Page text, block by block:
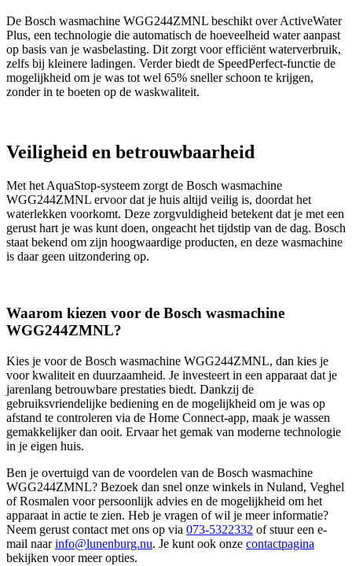
De Bosch wasmachine WGG244ZMNL beschikt over ActiveWater
Plus, een technologie die automatisch de hoeveelheid water aanpast
op basis van je wasbelasting. Dit zorgt voor efficiënt waterverbruik,
zelfs bij kleinere ladingen. Verder biedt de SpeedPerfect-functie de
mogelijkheid om je was tot wel 65% sneller schoon te krijgen,
zonder in te boeten op de waskwaliteit.
Veiligheid en betrouwbaarheid
Met het AquaStop-systeem zorgt de Bosch wasmachine
WGG244ZMNL ervoor dat je huis altijd veilig is, doordat het
waterlekken voorkomt. Deze zorgvuldigheid betekent dat je met een
gerust hart je was kunt doen, ongeacht het tijdstip van de dag. Bosch
staat bekend om zijn hoogwaardige producten, en deze wasmachine
is daar geen uitzondering op.
Waarom kiezen voor de Bosch wasmachine
WGG244ZMNL?
Kies je voor de Bosch wasmachine WGG244ZMNL, dan kies je
voor kwaliteit en duurzaamheid. Je investeert in een apparaat dat je
jarenlang betrouwbare prestaties biedt. Dankzij de
gebruiksvriendelijke bediening en de mogelijkheid om je was op
afstand te controleren via de Home Connect-app, maak je wassen
gemakkelijker dan ooit. Ervaar het gemak van moderne technologie
in je eigen huis.
Ben je overtuigd van de voordelen van de Bosch wasmachine
WGG244ZMNL? Bezoek dan snel onze winkels in Nuland, Veghel
of Rosmalen voor persoonlijk advies en de mogelijkheid om het
apparaat in actie te zien. Heb je vragen of wil je meer informatie?
Neem gerust contact met ons op via 073-5322332 of stuur een e-
mail naarinfo@lunenburg.nu. Je kunt ook onze contactpagina
bekijken voor meer opties.